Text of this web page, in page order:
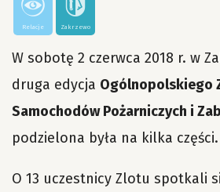
Relacje Zakrzewo
W sobotę 2 czerwca 2018 r. w
druga edycja Ogólnopolskiego
Samochodów Pożarniczych i
podzielona była na kilka części.
O 13 uczestnicy Zlotu spotkali